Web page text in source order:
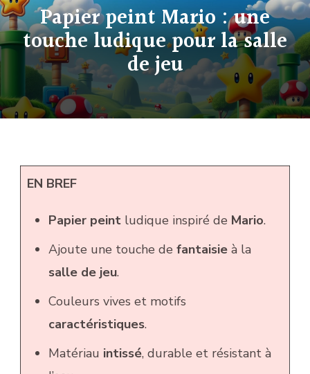
Papier peint Mario : une
touche ludique pour la salle
de jeu
EN BREF
Papier peintludique inspiré de Mario.
Ajoute une touche de fantaisieà la
salle de jeu.
Couleurs vives et motifs
caractéristiques.
Matériau intissé, durable et résistant à